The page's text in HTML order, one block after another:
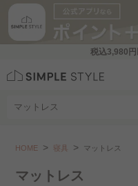
税込3,980円
HOME 寝具 マットレス
マットレス